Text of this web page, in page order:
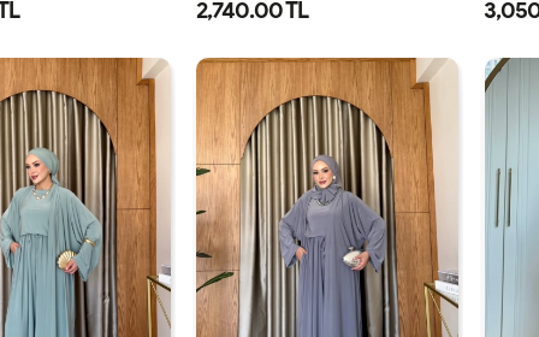
38-
40
42-
44
38-
40
42-
44
2,740.00 TL